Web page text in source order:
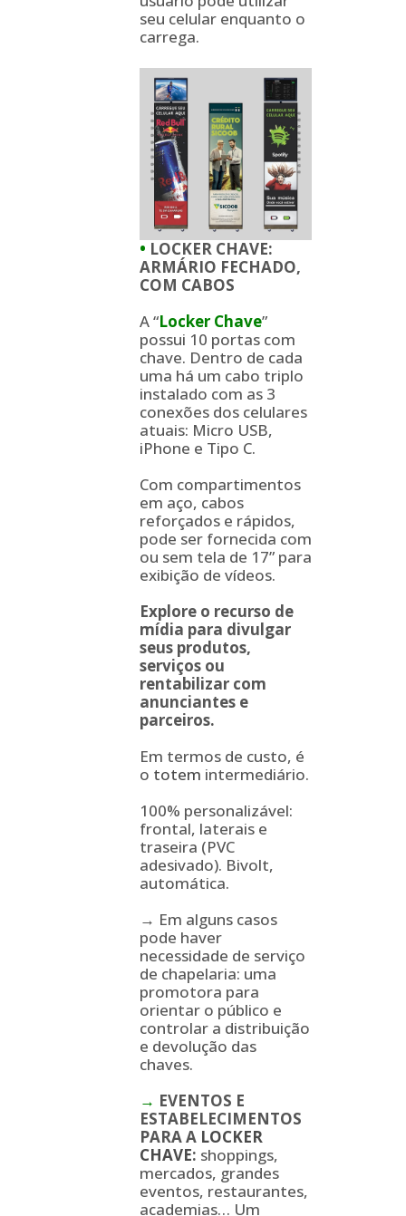
seu celular enquanto o
carrega.
• LOCKER CHAVE:
ARMÁRIO FECHADO,
COM CABOS
A “Locker Chave”
possui 10 portas com
chave. Dentro de cada
uma há um cabo triplo
instalado com as 3
conexões dos celulares
atuais: Micro USB,
iPhone e Tipo C.
Com compartimentos
em aço, cabos
reforçados e rápidos,
pode ser fornecida com
ou sem tela de 17” para
exibição de vídeos.
Explore o recurso de
mídia para divulgar
seus produtos,
serviços ou
rentabilizar com
anunciantes e
parceiros.
Em termos de custo, é
o totem intermediário.
100% personalizável:
frontal, laterais e
traseira (PVC
adesivado). Bivolt,
automática.
→ Em alguns casos
pode haver
necessidade de serviço
de chapelaria: uma
promotora para
orientar o público e
controlar a distribuição
e devolução das
chaves.
→ EVENTOS E
ESTABELECIMENTOS
PARA A LOCKER
CHAVE: shoppings,
mercados, grandes
eventos, restaurantes,
academias… Um